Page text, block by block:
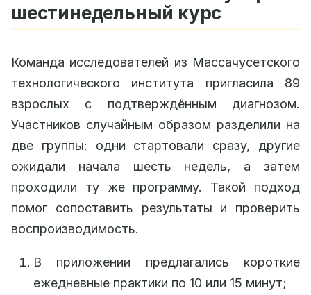
шестинедельный курс
Команда исследователей из Массачусетского
технологического института пригласила 89
взрослых с подтверждённым диагнозом.
Участников случайным образом разделили на
две группы: одни стартовали сразу, другие
ожидали начала шесть недель, а затем
проходили ту же программу. Такой подход
помог сопоставить результаты и проверить
воспроизводимость.
В приложении предлагались короткие
ежедневные практики по 10 или 15 минут;